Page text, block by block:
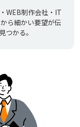
WEB制作会社・IT
ら細かい要望が伝
つかる。